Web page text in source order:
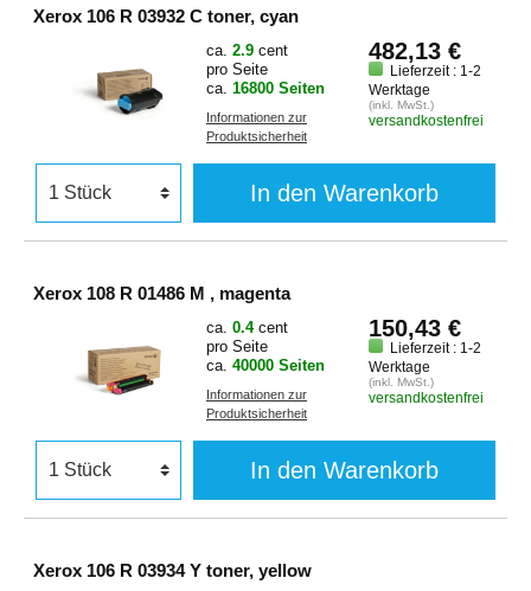
Xerox 106 R 03932 C toner, cyan
ca. 2.9 cent
pro Seite
ca. 16800 Seiten
Informationen zur
Produktsicherheit
482,13 €
Lieferzeit : 1-2
Werktage
(inkl. MwSt.)
versandkostenfrei
In den Warenkorb
Xerox 108 R 01486 M , magenta
ca. 0.4 cent
pro Seite
ca. 40000 Seiten
Informationen zur
Produktsicherheit
150,43 €
Lieferzeit : 1-2
Werktage
(inkl. MwSt.)
versandkostenfrei
In den Warenkorb
Xerox 106 R 03934 Y toner, yellow